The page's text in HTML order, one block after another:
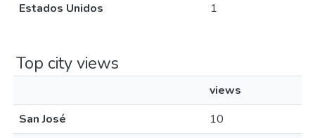
Estados Unidos
1
Top city views
views
San José
10